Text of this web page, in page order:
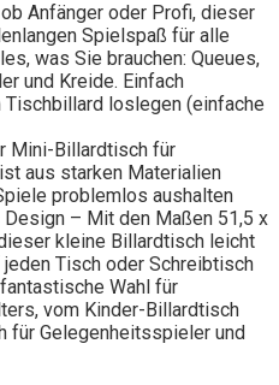
Anfänger oder Profi, dieser
Spielspaß für alle
was Sie brauchen: Queues,
und Kreide. Einfach
loslegen (einfache
Mini-Billardtisch für
aus starken Materialien
problemlos aushalten
Design – Mit den Maßen 51,5 x
kleine Billardtisch leicht
Tisch oder Schreibtisch
Wahl für
vom Kinder-Billardtisch
für Gelegenheitsspieler und